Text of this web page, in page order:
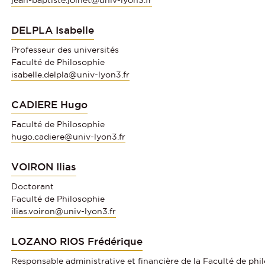
DELPLA Isabelle
Professeur des universités
Faculté de Philosophie
isabelle.delpla@univ-lyon3.fr
CADIERE Hugo
Faculté de Philosophie
hugo.cadiere@univ-lyon3.fr
VOIRON Ilias
Doctorant
Faculté de Philosophie
ilias.voiron@univ-lyon3.fr
LOZANO RIOS Frédérique
Responsable administrative et financière de la Faculté de